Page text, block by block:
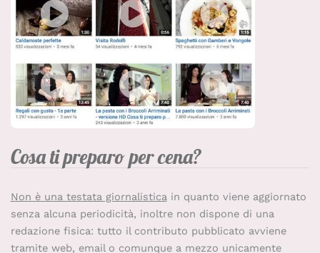
Cosa ti preparo per cena?
Non è una testata giornalisticain quanto viene aggiornato
senza alcuna periodicità, inoltre non dispone di una
redazione fisica: tutto il contributo pubblicato avviene
tramite web, email o comunque a mezzo unicamente